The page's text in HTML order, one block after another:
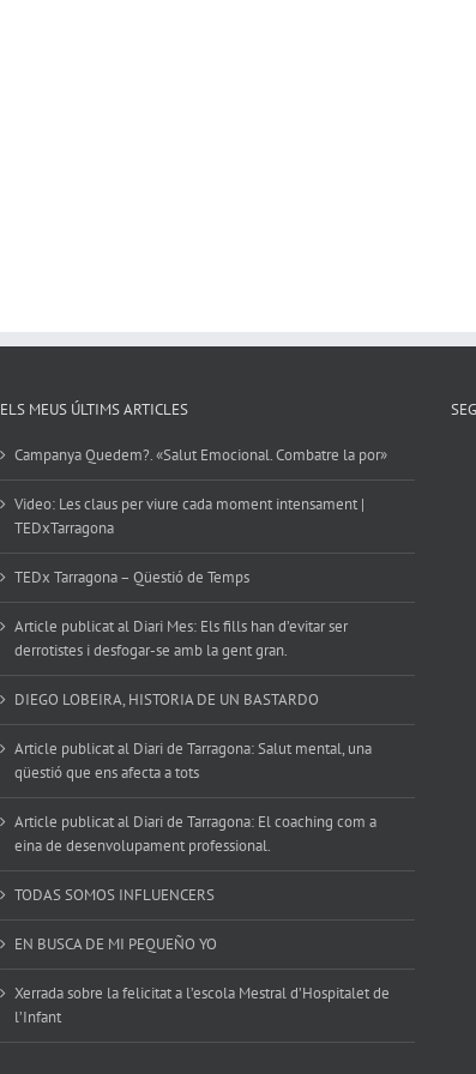
ELS MEUS ÚLTIMS ARTICLES
Campanya Quedem?. «Salut Emocional. Combatre la por»
Video: Les claus per viure cada moment intensament |
TEDxTarragona
TEDx Tarragona – Qüestió de Temps
Article publicat al Diari Mes: Els fills han d’evitar ser
derrotistes i desfogar-se amb la gent gran.
DIEGO LOBEIRA, HISTORIA DE UN BASTARDO
Article publicat al Diari de Tarragona: Salut mental, una
qüestió que ens afecta a tots
Article publicat al Diari de Tarragona: El coaching com a
eina de desenvolupament professional.
TODAS SOMOS INFLUENCERS
EN BUSCA DE MI PEQUEÑO YO
Xerrada sobre la felicitat a l’escola Mestral d’Hospitalet de
l’Infant